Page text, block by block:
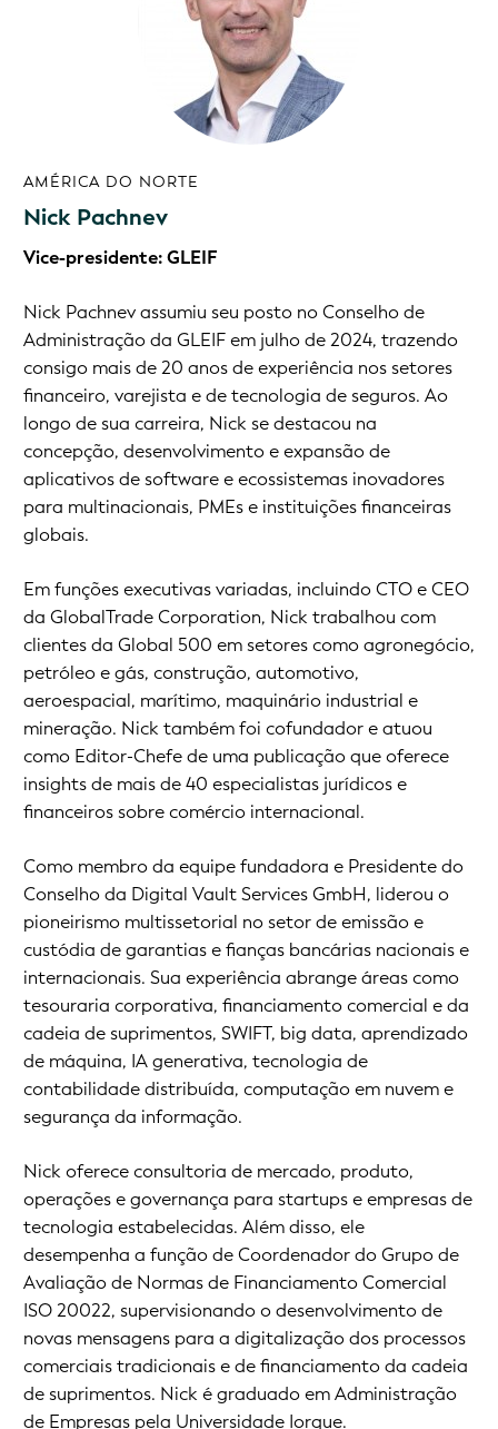
AMÉRICA DO NORTE
Nick Pachnev
Vice-presidente: GLEIF
Nick Pachnev assumiu seu posto no Conselho de
Administração da GLEIF em julho de 2024, trazendo
consigo mais de 20 anos de experiência nos setores
financeiro, varejista e de tecnologia de seguros. Ao
longo de sua carreira, Nick se destacou na
concepção, desenvolvimento e expansão de
aplicativos de software e ecossistemas inovadores
para multinacionais, PMEs e instituições financeiras
globais.
Em funções executivas variadas, incluindo CTO e CEO
da GlobalTrade Corporation, Nick trabalhou com
clientes da Global 500 em setores como agronegócio,
petróleo e gás, construção, automotivo,
aeroespacial, marítimo, maquinário industrial e
mineração. Nick também foi cofundador e atuou
como Editor-Chefe de uma publicação que oferece
insights de mais de 40 especialistas jurídicos e
financeiros sobre comércio internacional.
Como membro da equipe fundadora e Presidente do
Conselho da Digital Vault Services GmbH, liderou o
pioneirismo multissetorial no setor de emissão e
custódia de garantias e fianças bancárias nacionais e
internacionais. Sua experiência abrange áreas como
tesouraria corporativa, financiamento comercial e da
cadeia de suprimentos, SWIFT, big data, aprendizado
de máquina, IA generativa, tecnologia de
contabilidade distribuída, computação em nuvem e
segurança da informação.
Nick oferece consultoria de mercado, produto,
operações e governança para startups e empresas de
tecnologia estabelecidas. Além disso, ele
desempenha a função de Coordenador do Grupo de
Avaliação de Normas de Financiamento Comercial
ISO 20022, supervisionando o desenvolvimento de
novas mensagens para a digitalização dos processos
comerciais tradicionais e de financiamento da cadeia
de suprimentos. Nick é graduado em Administração
de Empresas pela Universidade Iorque.